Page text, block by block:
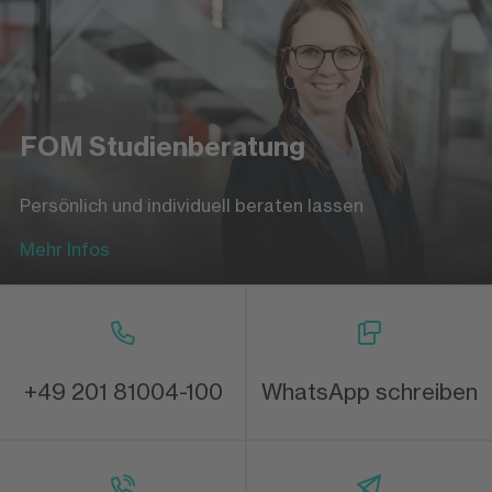
FOM Studienberatung
Persönlich und individuell beraten lassen
Mehr Infos
+49 201 81004-100 WhatsApp schreiben